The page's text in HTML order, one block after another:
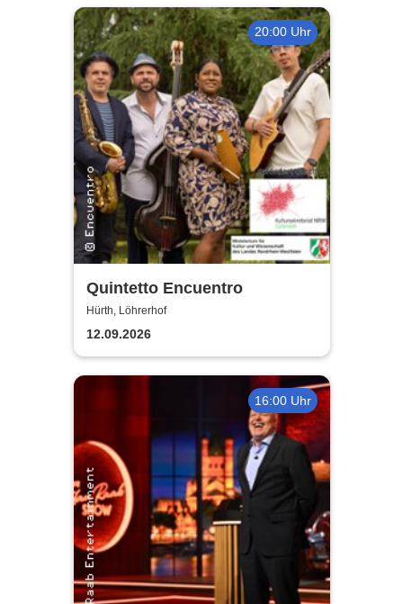
20:00 Uhr
Quintetto Encuentro
Hürth, Löhrerhof
12.09.2026
16:00 Uhr